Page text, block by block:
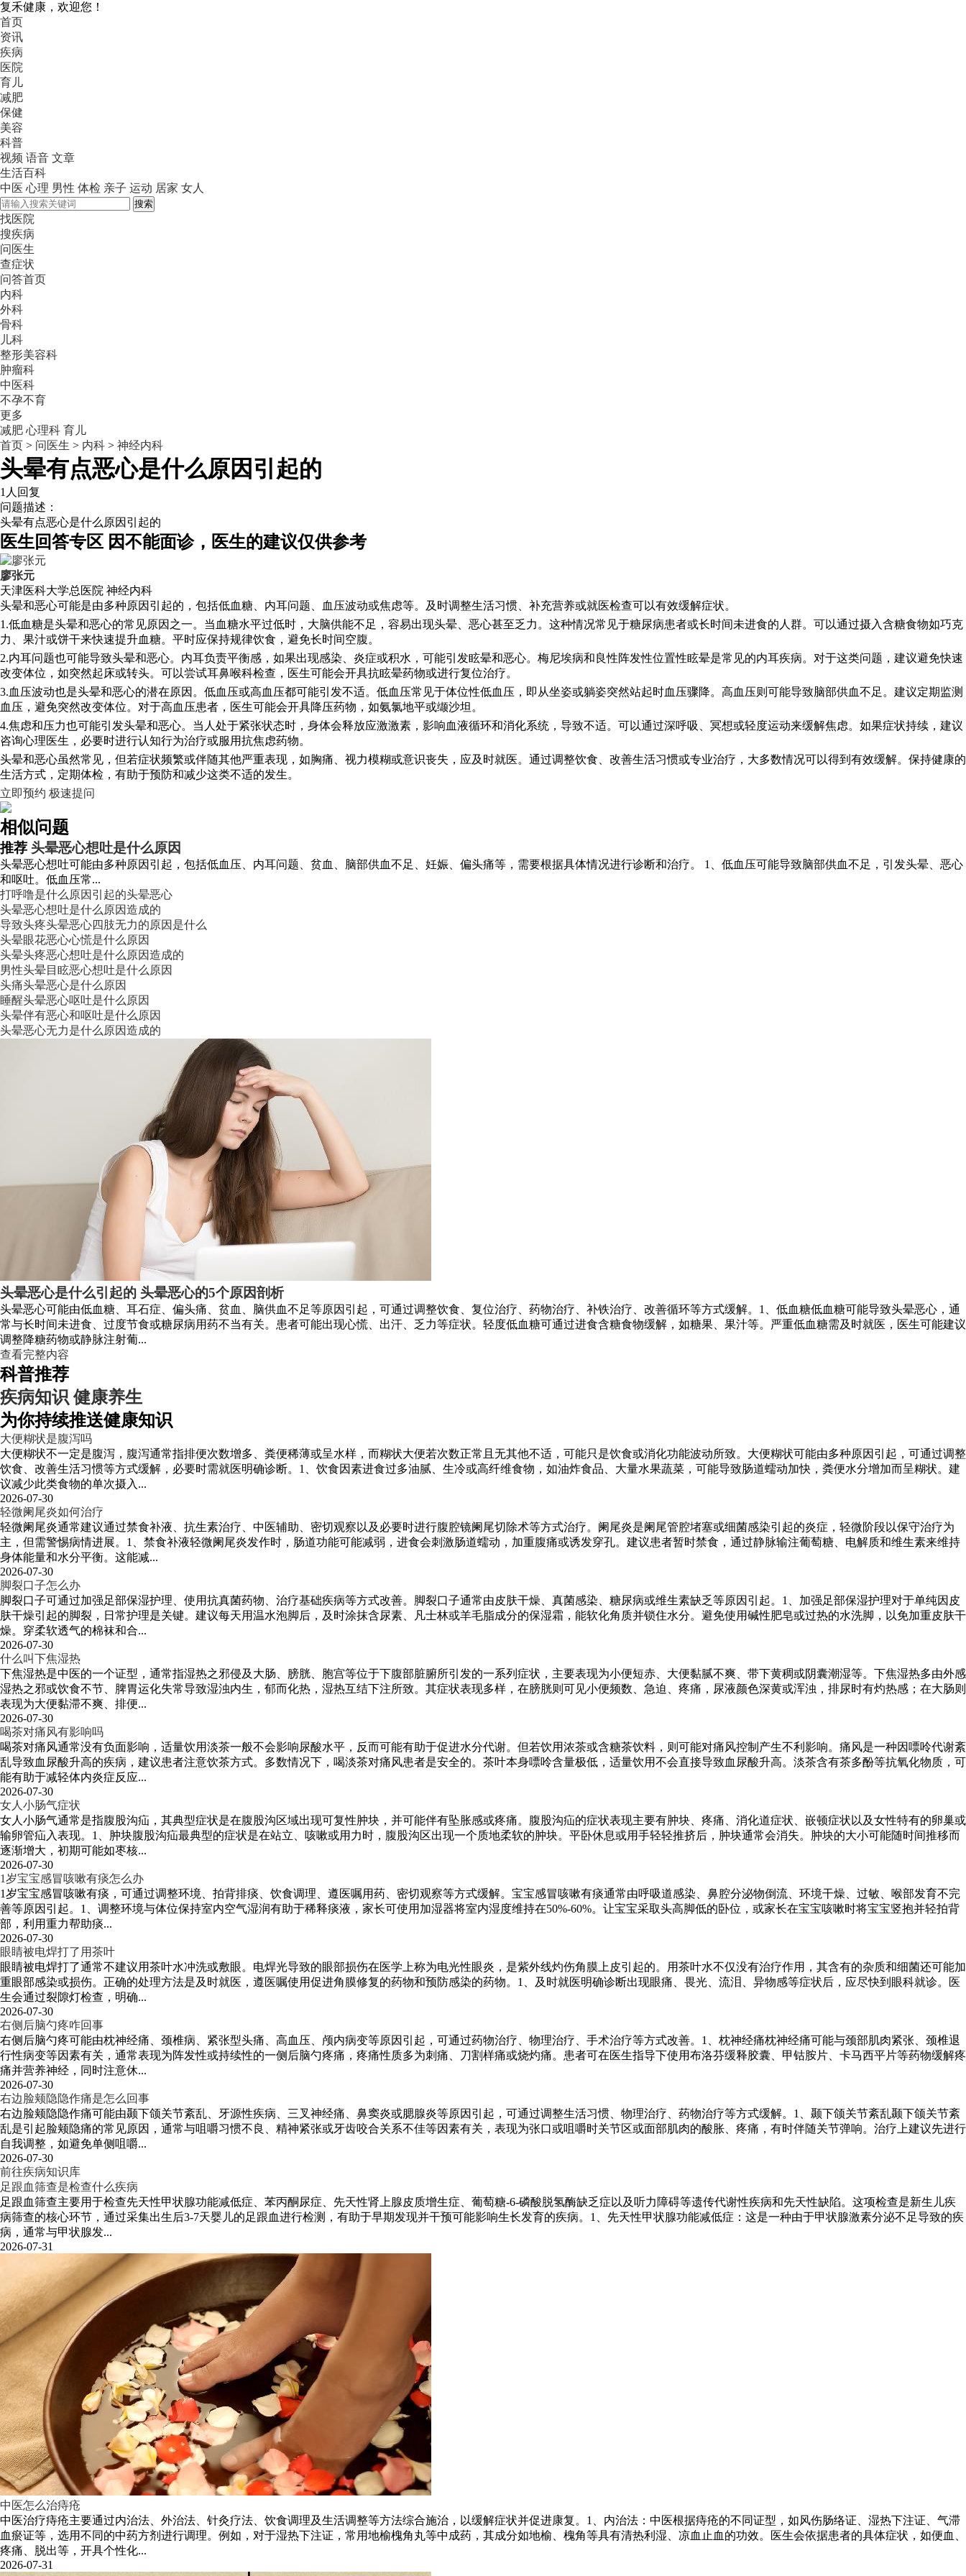
复禾健康，欢迎您！
首页
资讯
疾病
医院
育儿
减肥
保健
美容
科普
视频 语音 文章
生活百科
中医 心理 男性 体检 亲子 运动 居家 女人
搜索
找医院
搜疾病
问医生
查症状
问答首页
内科
外科
骨科
儿科
整形美容科
肿瘤科
中医科
不孕不育
更多
减肥 心理科 育儿
首页 > 问医生 > 内科 > 神经内科
头晕有点恶心是什么原因引起的
1人回复
问题描述：
头晕有点恶心是什么原因引起的
医生回答专区 因不能面诊，医生的建议仅供参考
廖张元
天津医科大学总医院 神经内科
头晕和恶心可能是由多种原因引起的，包括低血糖、内耳问题、血压波动或焦虑等。及时调整生活习惯、补充营养或就医检查可以有效缓解症状。
1.低血糖是头晕和恶心的常见原因之一。当血糖水平过低时，大脑供能不足，容易出现头晕、恶心甚至乏力。这种情况常见于糖尿病患者或长时间未进食的人群。可以通过摄入含糖食物如巧克
力、果汁或饼干来快速提升血糖。平时应保持规律饮食，避免长时间空腹。
2.内耳问题也可能导致头晕和恶心。内耳负责平衡感，如果出现感染、炎症或积水，可能引发眩晕和恶心。梅尼埃病和良性阵发性位置性眩晕是常见的内耳疾病。对于这类问题，建议避免快速
改变体位，如突然起床或转头。可以尝试耳鼻喉科检查，医生可能会开具抗眩晕药物或进行复位治疗。
3.血压波动也是头晕和恶心的潜在原因。低血压或高血压都可能引发不适。低血压常见于体位性低血压，即从坐姿或躺姿突然站起时血压骤降。高血压则可能导致脑部供血不足。建议定期监测
血压，避免突然改变体位。对于高血压患者，医生可能会开具降压药物，如氨氯地平或缬沙坦。
4.焦虑和压力也可能引发头晕和恶心。当人处于紧张状态时，身体会释放应激激素，影响血液循环和消化系统，导致不适。可以通过深呼吸、冥想或轻度运动来缓解焦虑。如果症状持续，建议
咨询心理医生，必要时进行认知行为治疗或服用抗焦虑药物。
头晕和恶心虽然常见，但若症状频繁或伴随其他严重表现，如胸痛、视力模糊或意识丧失，应及时就医。通过调整饮食、改善生活习惯或专业治疗，大多数情况可以得到有效缓解。保持健康的
生活方式，定期体检，有助于预防和减少这类不适的发生。
立即预约 极速提问
相似问题
推荐 头晕恶心想吐是什么原因
头晕恶心想吐可能由多种原因引起，包括低血压、内耳问题、贫血、脑部供血不足、妊娠、偏头痛等，需要根据具体情况进行诊断和治疗。 1、低血压可能导致脑部供血不足，引发头晕、恶心
和呕吐。低血压常...
打呼噜是什么原因引起的头晕恶心
头晕恶心想吐是什么原因造成的
导致头疼头晕恶心四肢无力的原因是什么
头晕眼花恶心心慌是什么原因
头晕头疼恶心想吐是什么原因造成的
男性头晕目眩恶心想吐是什么原因
头痛头晕恶心是什么原因
睡醒头晕恶心呕吐是什么原因
头晕伴有恶心和呕吐是什么原因
头晕恶心无力是什么原因造成的
头晕恶心是什么引起的 头晕恶心的5个原因剖析
头晕恶心可能由低血糖、耳石症、偏头痛、贫血、脑供血不足等原因引起，可通过调整饮食、复位治疗、药物治疗、补铁治疗、改善循环等方式缓解。1、低血糖低血糖可能导致头晕恶心，通
常与长时间未进食、过度节食或糖尿病用药不当有关。患者可能出现心慌、出汗、乏力等症状。轻度低血糖可通过进食含糖食物缓解，如糖果、果汁等。严重低血糖需及时就医，医生可能建议
调整降糖药物或静脉注射葡...
查看完整内容
科普推荐
疾病知识 健康养生
为你持续推送健康知识
大便糊状是腹泻吗
大便糊状不一定是腹泻，腹泻通常指排便次数增多、粪便稀薄或呈水样，而糊状大便若次数正常且无其他不适，可能只是饮食或消化功能波动所致。大便糊状可能由多种原因引起，可通过调整
饮食、改善生活习惯等方式缓解，必要时需就医明确诊断。1、饮食因素进食过多油腻、生冷或高纤维食物，如油炸食品、大量水果蔬菜，可能导致肠道蠕动加快，粪便水分增加而呈糊状。建
议减少此类食物的单次摄入...
2026-07-30
轻微阑尾炎如何治疗
轻微阑尾炎通常建议通过禁食补液、抗生素治疗、中医辅助、密切观察以及必要时进行腹腔镜阑尾切除术等方式治疗。阑尾炎是阑尾管腔堵塞或细菌感染引起的炎症，轻微阶段以保守治疗为
主，但需警惕病情进展。1、禁食补液轻微阑尾炎发作时，肠道功能可能减弱，进食会刺激肠道蠕动，加重腹痛或诱发穿孔。建议患者暂时禁食，通过静脉输注葡萄糖、电解质和维生素来维持
身体能量和水分平衡。这能减...
2026-07-30
脚裂口子怎么办
脚裂口子可通过加强足部保湿护理、使用抗真菌药物、治疗基础疾病等方式改善。脚裂口子通常由皮肤干燥、真菌感染、糖尿病或维生素缺乏等原因引起。1、加强足部保湿护理对于单纯因皮
肤干燥引起的脚裂，日常护理是关键。建议每天用温水泡脚后，及时涂抹含尿素、凡士林或羊毛脂成分的保湿霜，能软化角质并锁住水分。避免使用碱性肥皂或过热的水洗脚，以免加重皮肤干
燥。穿柔软透气的棉袜和合...
2026-07-30
什么叫下焦湿热
下焦湿热是中医的一个证型，通常指湿热之邪侵及大肠、膀胱、胞宫等位于下腹部脏腑所引发的一系列症状，主要表现为小便短赤、大便黏腻不爽、带下黄稠或阴囊潮湿等。下焦湿热多由外感
湿热之邪或饮食不节、脾胃运化失常导致湿浊内生，郁而化热，湿热互结下注所致。其症状表现多样，在膀胱则可见小便频数、急迫、疼痛，尿液颜色深黄或浑浊，排尿时有灼热感；在大肠则
表现为大便黏滞不爽、排便...
2026-07-30
喝茶对痛风有影响吗
喝茶对痛风通常没有负面影响，适量饮用淡茶一般不会影响尿酸水平，反而可能有助于促进水分代谢。但若饮用浓茶或含糖茶饮料，则可能对痛风控制产生不利影响。痛风是一种因嘌呤代谢紊
乱导致血尿酸升高的疾病，建议患者注意饮茶方式。多数情况下，喝淡茶对痛风患者是安全的。茶叶本身嘌呤含量极低，适量饮用不会直接导致血尿酸升高。淡茶含有茶多酚等抗氧化物质，可
能有助于减轻体内炎症反应...
2026-07-30
女人小肠气症状
女人小肠气通常是指腹股沟疝，其典型症状是在腹股沟区域出现可复性肿块，并可能伴有坠胀感或疼痛。腹股沟疝的症状表现主要有肿块、疼痛、消化道症状、嵌顿症状以及女性特有的卵巢或
输卵管疝入表现。1、肿块腹股沟疝最典型的症状是在站立、咳嗽或用力时，腹股沟区出现一个质地柔软的肿块。平卧休息或用手轻轻推挤后，肿块通常会消失。肿块的大小可能随时间推移而
逐渐增大，初期可能如枣核...
2026-07-30
1岁宝宝感冒咳嗽有痰怎么办
1岁宝宝感冒咳嗽有痰，可通过调整环境、拍背排痰、饮食调理、遵医嘱用药、密切观察等方式缓解。宝宝感冒咳嗽有痰通常由呼吸道感染、鼻腔分泌物倒流、环境干燥、过敏、喉部发育不完
善等原因引起。1、调整环境与体位保持室内空气湿润有助于稀释痰液，家长可使用加湿器将室内湿度维持在50%-60%。让宝宝采取头高脚低的卧位，或家长在宝宝咳嗽时将宝宝竖抱并轻拍背
部，利用重力帮助痰...
2026-07-30
眼睛被电焊打了用茶叶
眼睛被电焊打了通常不建议用茶叶水冲洗或敷眼。电焊光导致的眼部损伤在医学上称为电光性眼炎，是紫外线灼伤角膜上皮引起的。用茶叶水不仅没有治疗作用，其含有的杂质和细菌还可能加
重眼部感染或损伤。正确的处理方法是及时就医，遵医嘱使用促进角膜修复的药物和预防感染的药物。1、及时就医明确诊断出现眼痛、畏光、流泪、异物感等症状后，应尽快到眼科就诊。医
生会通过裂隙灯检查，明确...
2026-07-30
右侧后脑勺疼咋回事
右侧后脑勺疼可能由枕神经痛、颈椎病、紧张型头痛、高血压、颅内病变等原因引起，可通过药物治疗、物理治疗、手术治疗等方式改善。1、枕神经痛枕神经痛可能与颈部肌肉紧张、颈椎退
行性病变等因素有关，通常表现为阵发性或持续性的一侧后脑勺疼痛，疼痛性质多为刺痛、刀割样痛或烧灼痛。患者可在医生指导下使用布洛芬缓释胶囊、甲钴胺片、卡马西平片等药物缓解疼
痛并营养神经，同时注意休...
2026-07-30
右边脸颊隐隐作痛是怎么回事
右边脸颊隐隐作痛可能由颞下颌关节紊乱、牙源性疾病、三叉神经痛、鼻窦炎或腮腺炎等原因引起，可通过调整生活习惯、物理治疗、药物治疗等方式缓解。1、颞下颌关节紊乱颞下颌关节紊
乱是引起脸颊隐痛的常见原因，通常与咀嚼习惯不良、精神紧张或牙齿咬合关系不佳等因素有关，表现为张口或咀嚼时关节区或面部肌肉的酸胀、疼痛，有时伴随关节弹响。治疗上建议先进行
自我调整，如避免单侧咀嚼...
2026-07-30
前往疾病知识库
足跟血筛查是检查什么疾病
足跟血筛查主要用于检查先天性甲状腺功能减低症、苯丙酮尿症、先天性肾上腺皮质增生症、葡萄糖-6-磷酸脱氢酶缺乏症以及听力障碍等遗传代谢性疾病和先天性缺陷。这项检查是新生儿疾
病筛查的核心环节，通过采集出生后3-7天婴儿的足跟血进行检测，有助于早期发现并干预可能影响生长发育的疾病。1、先天性甲状腺功能减低症：这是一种由于甲状腺激素分泌不足导致的疾
病，通常与甲状腺发...
2026-07-31
中医怎么治痔疮
中医治疗痔疮主要通过内治法、外治法、针灸疗法、饮食调理及生活调整等方法综合施治，以缓解症状并促进康复。1、内治法：中医根据痔疮的不同证型，如风伤肠络证、湿热下注证、气滞
血瘀证等，选用不同的中药方剂进行调理。例如，对于湿热下注证，常用地榆槐角丸等中成药，其成分如地榆、槐角等具有清热利湿、凉血止血的功效。医生会依据患者的具体症状，如便血、
疼痛、脱出等，开具个性化...
2026-07-31